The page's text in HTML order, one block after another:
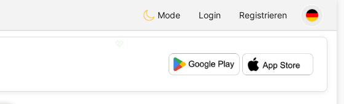
Mode Login Registrieren
💕